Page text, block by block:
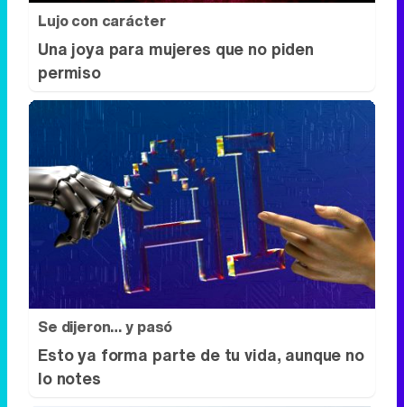
Se dijeron… y pasó
Esto ya forma parte de tu vida, aunque no
lo notes